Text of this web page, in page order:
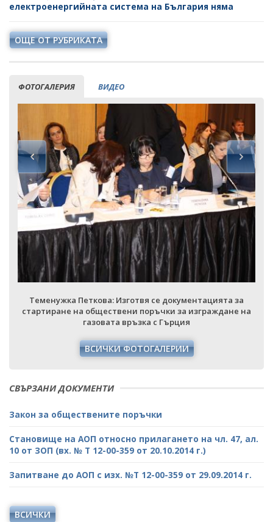
електроенергийната система на България няма
ОЩЕ ОТ РУБРИКАТА
ФОТОГАЛЕРИЯ ВИДЕО
Теменужка Петкова: Изготвя се документацията за
стартиране на обществени поръчки за изграждане на
газовата връзка с Гърция
ВСИЧКИ ФОТОГАЛЕРИИ
СВЪРЗАНИ ДОКУМЕНТИ
Закон за обществените поръчки
Становище на АОП относно прилагането на чл. 47, ал.
10 от ЗОП (вх. № Т 12-00-359 от 20.10.2014 г.)
Запитване до АОП с изх. №Т 12-00-359 от 29.09.2014 г.
ВСИЧКИ